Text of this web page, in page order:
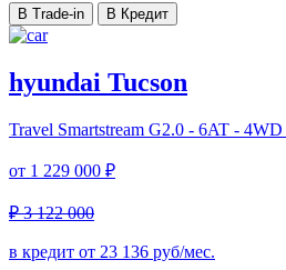
В Trade-in В Кредит
hyundai Tucson
Travel Smartstream G2.0 - 6AT -
от 1 229 000 ₽
₽ 3 122 000
в кредит от 23 136 руб/мес.